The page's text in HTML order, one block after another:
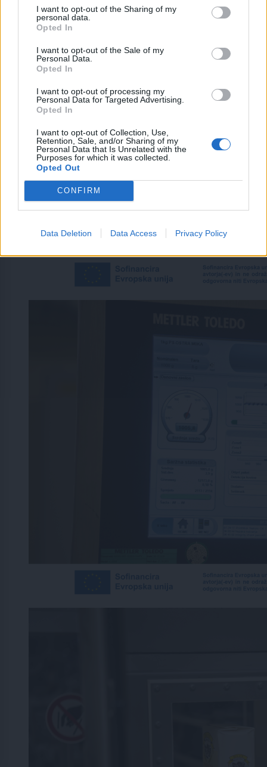
I want to opt-out of the Sharing of my
personal data.
Opted In
I want to opt-out of the Sale of my
Personal Data.
Opted In
I want to opt-out of processing my
Personal Data for Targeted Advertising.
Opted In
I want to opt-out of Collection, Use,
Retention, Sale, and/or Sharing of my
Personal Data that Is Unrelated with the
Purposes for which it was collected.
Opted Out
CONFIRM
Data Deletion Data Access Privacy Policy